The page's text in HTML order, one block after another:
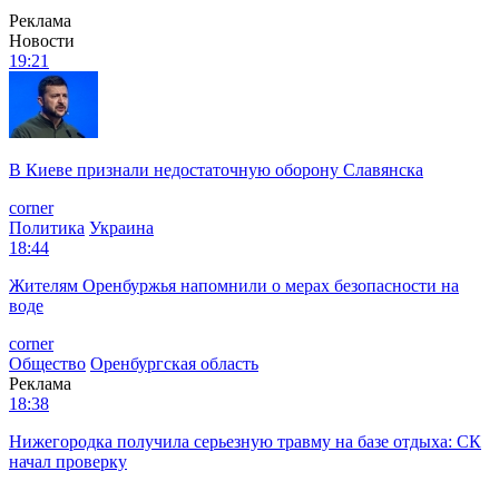
Реклама
Новости
19:21
В Киеве признали недостаточную оборону Славянска
corner
Политика Украина
18:44
Жителям Оренбуржья напомнили о мерах безопасности на
воде
corner
Общество Оренбургская область
Реклама
18:38
Нижегородка получила серьезную травму на базе отдыха: СК
начал проверку